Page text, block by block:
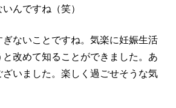
んですね（笑）
ぎないことですね。気楽に妊娠生活
と改めて知ることができました。あ
ざいました。楽しく過ごせそうな気